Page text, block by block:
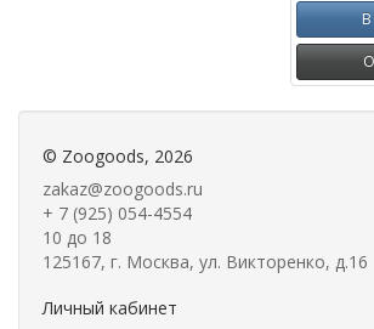
© Zoogoods, 2026
zakaz@zoogoods.ru
+ 7 (925) 054-4554
10 до 18
125167, г. Москва, ул. Викторенко, д.16
Личный кабинет